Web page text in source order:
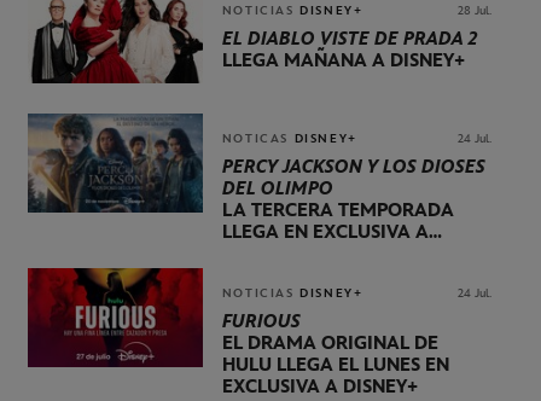
NOTICIAS DISNEY+ 28 Jul.
EL DIABLO VISTE DE PRADA 2
LLEGA MAÑANA A DISNEY+
NOTICAS DISNEY+ 24 Jul.
PERCY JACKSON Y LOS DIOSES
DEL OLIMPO
LA TERCERA TEMPORADA
LLEGA EN EXCLUSIVA A
NOTICIAS DISNEY+ 24 Jul.
FURIOUS
EL DRAMA ORIGINAL DE
HULU LLEGA EL LUNES EN
EXCLUSIVA A DISNEY+